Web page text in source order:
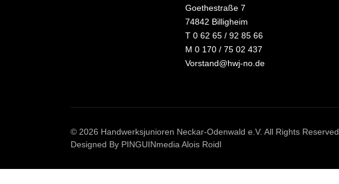
Goethestraße 7
74842 Billigheim
T 0 62 65 / 92 85 66
M 0 170 / 75 02 437
Vorstand@hwj-no.de
© 2026 Handwerksjunioren Neckar-Odenwald e.V. All Rights Reserved.
Designed By PINGUINmedia Alois Roidl